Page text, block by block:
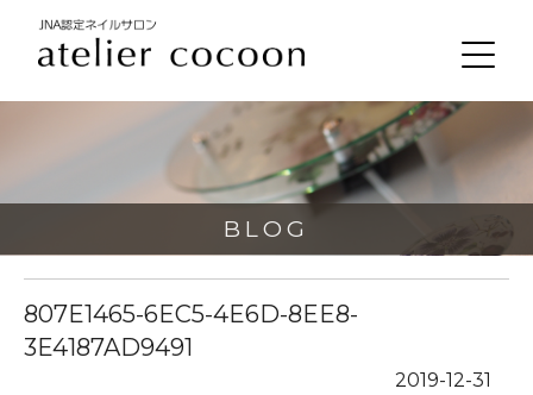
BLOG
807E1465-6EC5-4E6D-8EE8-
3E4187AD9491
2019-12-31